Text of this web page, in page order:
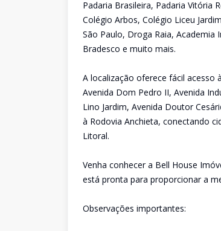
Padaria Brasileira, Padaria Vitória
Colégio Arbos, Colégio Liceu
São Paulo, Droga Raia, Academia
Bradesco e muito mais.
A localização oferece fácil acesso
Avenida Dom Pedro II, Avenida
Lino Jardim, Avenida Doutor
à Rodovia Anchieta, conectando
Litoral.
Venha conhecer a Bell House
está pronta para proporcionar a
Observações importantes: